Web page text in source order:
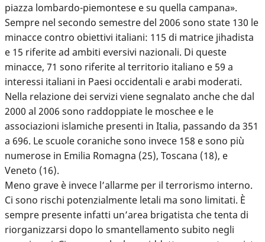
piazza lombardo-piemontese e su quella campana».
Sempre nel secondo semestre del 2006 sono state 130 le
minacce contro obiettivi italiani: 115 di matrice jihadista
e 15 riferite ad ambiti eversivi nazionali. Di queste
minacce, 71 sono riferite al territorio italiano e 59 a
interessi italiani in Paesi occidentali e arabi moderati.
Nella relazione dei servizi viene segnalato anche che dal
2000 al 2006 sono raddoppiate le moschee e le
associazioni islamiche presenti in Italia, passando da 351
a 696. Le scuole coraniche sono invece 158 e sono più
numerose in Emilia Romagna (25), Toscana (18), e
Veneto (16).
Meno grave è invece l’allarme per il terrorismo interno.
Ci sono rischi potenzialmente letali ma sono limitati. È
sempre presente infatti un’area brigatista che tenta di
riorganizzarsi dopo lo smantellamento subito negli